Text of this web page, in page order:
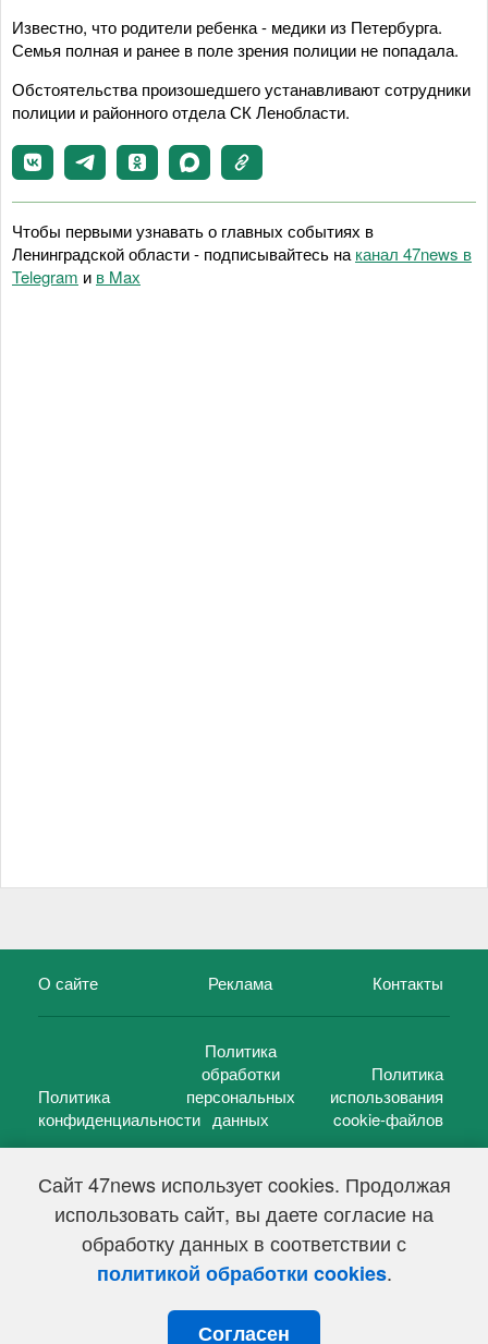
Сайт 47news использует cookies. Продолжая
использовать сайт, вы даете согласие на
обработку данных в соответствии с
политикой обработки cookies.
Согласен
Известно, что родители ребенка - медики из Петербурга.
Семья полная и ранее в поле зрения полиции не попадала.
Обстоятельства произошедшего устанавливают сотрудники
полиции и районного отдела СК Ленобласти.
Чтобы первыми узнавать о главных событиях в
Ленинградской области - подписывайтесь на канал 47news в
Telegram и в Maх
О сайте Реклама Контакты
Политика
конфиденциальности
Политика
обработки
персональных
данных
Политика
использования
cookie-файлов
47 новостей (47 news)2005 — 2026 г.
Свидетельство о регистрации СМИ Эл № ФС 77-39848, выдано
Федеральной службой по надзору в сфере связи,
информационных технологий и массовых коммуникаций